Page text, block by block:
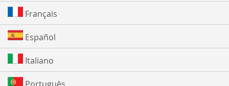
Français
Español
Italiano